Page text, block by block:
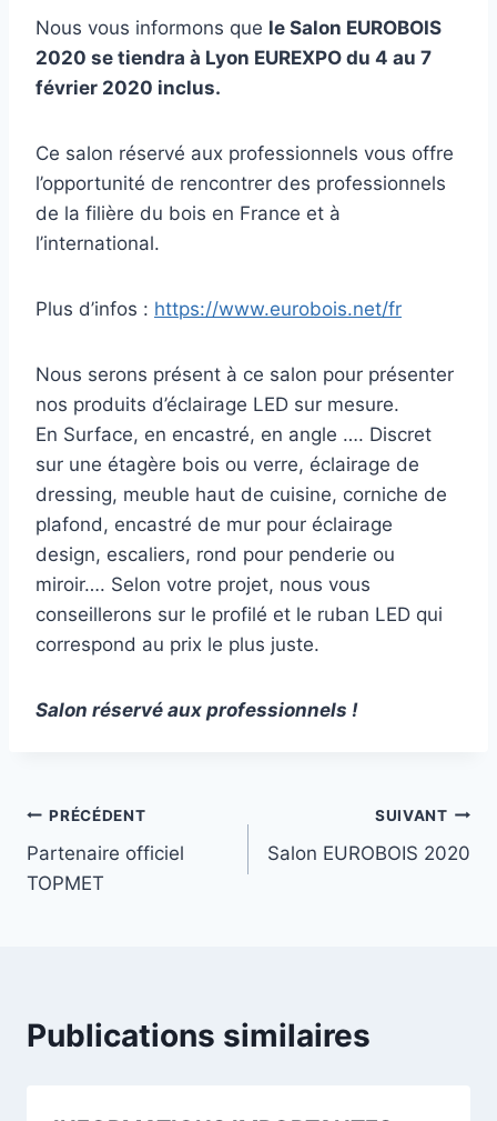
Nous vous informons que le Salon EUROBOIS
2020 se tiendra à Lyon EUREXPO du 4 au 7
février 2020 inclus.
Ce salon réservé aux professionnels vous offre
l’opportunité de rencontrer des professionnels
de la filière du bois en France et à
l’international.
Plus d’infos : https://www.eurobois.net/fr
Nous serons présent à ce salon pour présenter
nos produits d’éclairage LED sur mesure.
En Surface, en encastré, en angle …. Discret
sur une étagère bois ou verre, éclairage de
dressing, meuble haut de cuisine, corniche de
plafond, encastré de mur pour éclairage
design, escaliers, rond pour penderie ou
miroir…. Selon votre projet, nous vous
conseillerons sur le profilé et le ruban LED qui
correspond au prix le plus juste.
Salon réservé aux professionnels !
PRÉCÉDENT
Partenaire officiel
TOPMET
SUIVANT
Salon EUROBOIS 2020
Publications similaires